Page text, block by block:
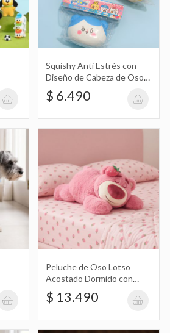
Peluche de Oso Lotso Acostado
Dormido con Frutilla 27Cm
$ 13.490
70Cm
$ 174.990
Mini Torta Aguila Dark
Squishy Anti Estrés con
Diseño de Cabeza de Oso
Mochi Chiikawa
$ 6.490
Peluche de Oso Lotso
Acostado Dormido con
Frutilla 27Cm
$ 13.490